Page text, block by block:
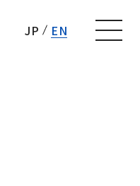
JP EN